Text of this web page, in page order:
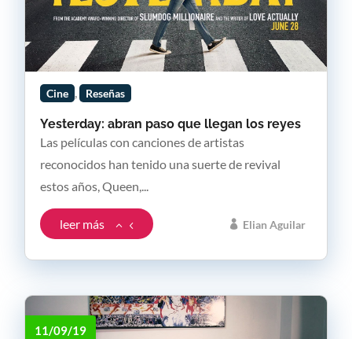
Yesterday: abran paso que llegan los reyes
Elian Aguilar
Cine , Reseñas
Las películas con canciones de artistas
reconocidos han tenido una suerte de revival
estos años, Queen,...
leer más
11/09/19